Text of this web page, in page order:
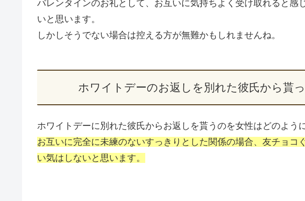
バレンタインのお礼として、お互いに気持ちよく受け取れると感
いと思います。
しかしそうでない場合は控える方が無難かもしれませんね。
ホワイトデーのお返しを別れた彼氏から貰
ホワイトデーに別れた彼氏からお返しを貰うのを女性はどのよう
お互いに完全に未練のないすっきりとした関係の場合、友チョコ
い気はしないと思います。